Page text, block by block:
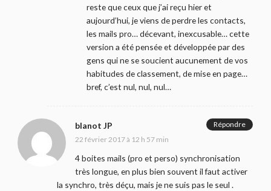
reste que ceux que j’ai reçu hier et
aujourd’hui, je viens de perdre les contacts,
les mails pro… décevant, inexcusable… cette
version a été pensée et développée par des
gens qui ne se soucient aucunement de vos
habitudes de classement, de mise en page…
bref, c’est nul, nul, nul…
blanot JP
22 février 2017 à 12 h 57 min
4 boites mails (pro et perso) synchronisation
très longue, en plus bien souvent il faut activer
la synchro, très déçu, mais je ne suis pas le seul .
Répondre